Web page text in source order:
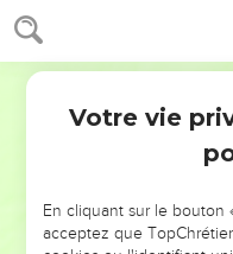
Esaïe 24
tombera dans la fosse.
filet. Les écluses du ciel
fondements de la terre
La terre se déchire, et
elle oscille et titube,
ébranlée tout comme
pèse sur elle. Elle tombe
Votre vie
En cliquant sur le bouton
acceptez que